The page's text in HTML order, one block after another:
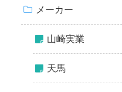
メーカー
山崎実業
天馬